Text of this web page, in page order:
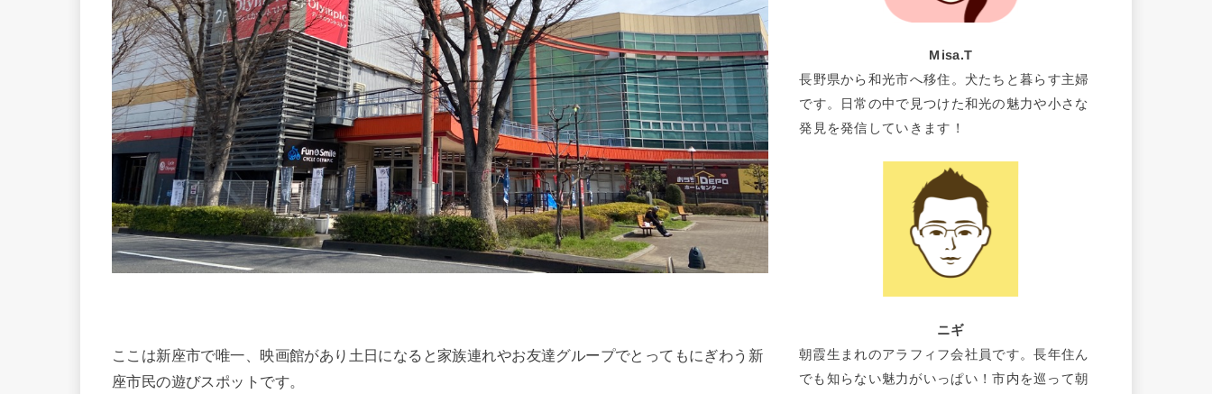
ここは新座市で唯一、映画館があり土日になると家族連れやお友達グループでとってもにぎわう新
座市民の遊びスポットです。
Misa.T
長野県から和光市へ移住。犬たちと暮らす主婦
です。日常の中で見つけた和光の魅力や小さな
発見を発信していきます！
ニギ
朝霞生まれのアラフィフ会社員です。長年住ん
でも知らない魅力がいっぱい！市内を巡って朝